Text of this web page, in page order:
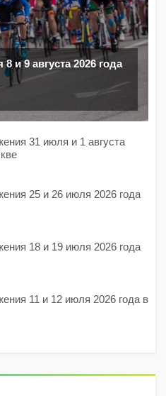
и 9 августа 2026 года
31 июля и 1 августа
25 и 26 июля 2026 года
18 и 19 июля 2026 года
11 и 12 июля 2026 года в